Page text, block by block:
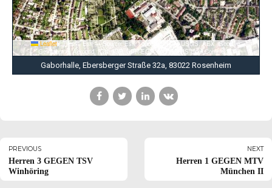
Leaflet |Tiles © Esri — Source: Esri, i-cubed, USDA, USGS, AEX, GeoEye,
Getmapping, Aerogrid, IGN, IGP, UPR-EGP, and the GIS User Community
Gaborhalle, Ebersberger Straße 32a, 83022 Rosenheim
PREVIOUS
Herren 3 GEGEN TSV
Winhöring
NEXT
Herren 1 GEGEN MTV
München II